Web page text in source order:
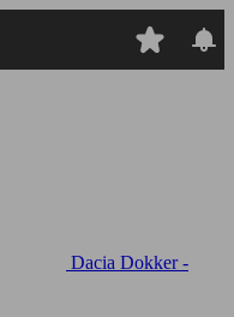
Dacia Dokker -